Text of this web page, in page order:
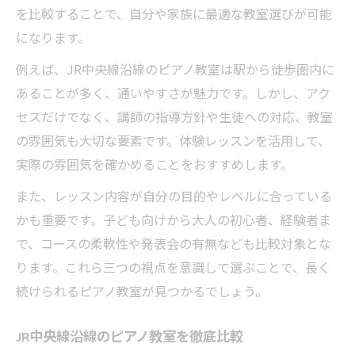
を比較することで、自分や家族に最適な教室選びが可能
になります。
例えば、JR中央線沿線のピアノ教室は駅から徒歩圏内に
あることが多く、通いやすさが魅力です。しかし、アク
セスだけでなく、講師の指導方針や生徒への対応、教室
の雰囲気も大切な要素です。体験レッスンを活用して、
実際の雰囲気を確かめることをおすすめします。
また、レッスン内容が自分の目的やレベルに合っている
かも重要です。子ども向けから大人の初心者、経験者ま
で、コースの柔軟性や発表会の有無なども比較対象とな
ります。これら三つの視点を意識して選ぶことで、長く
続けられるピアノ教室が見つかるでしょう。
JR中央線沿線のピアノ教室を徹底比較